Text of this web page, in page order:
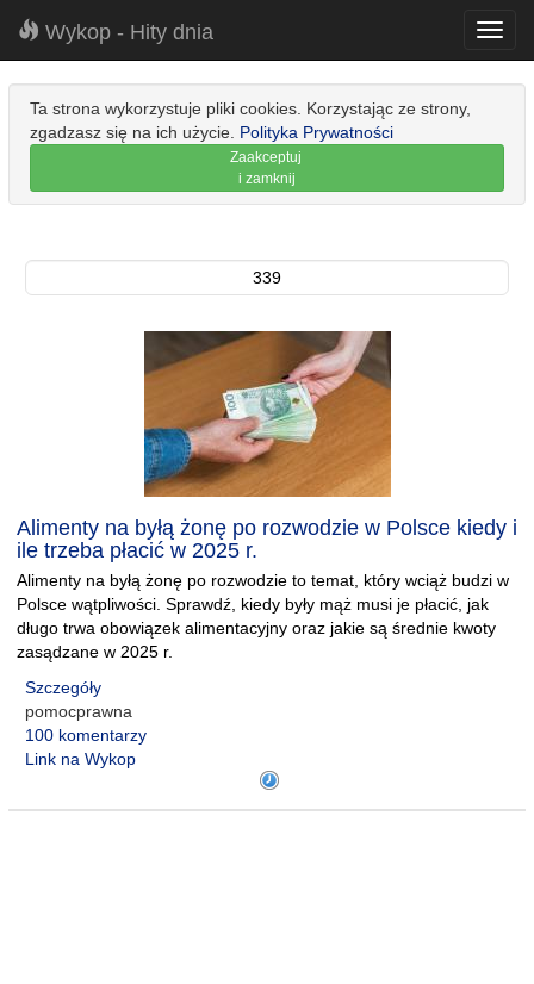
Wykop - Hity dnia
Ta strona wykorzystuje pliki cookies. Korzystając ze strony,
zgadzasz się na ich użycie. Polityka Prywatności
Zaakceptuj
i zamknij
339
Alimenty na byłą żonę po rozwodzie w Polsce kiedy i
ile trzeba płacić w 2025 r.
Alimenty na byłą żonę po rozwodzie to temat, który wciąż budzi w
Polsce wątpliwości. Sprawdź, kiedy były mąż musi je płacić, jak
długo trwa obowiązek alimentacyjny oraz jakie są średnie kwoty
zasądzane w 2025 r.
Szczegóły
pomocprawna
100 komentarzy
Link na Wykop